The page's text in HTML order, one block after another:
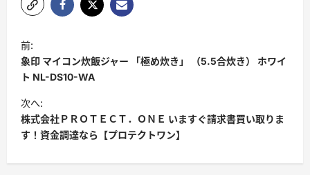
ポ
ス
ト
ナ
ビ
ゲ
ー
前:
象印 マイコン炊飯ジャー 「極め炊き」 （5.5合炊き） ホワイ
ト NL-DS10-WA
次へ:
株式会社ＰＲＯＴＥＣＴ．ＯＮＥ いますぐ請求書買い取りま
す！資金調達なら【プロテクトワン】